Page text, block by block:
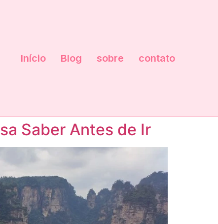
Início Blog sobre contato
Saber Antes de Ir